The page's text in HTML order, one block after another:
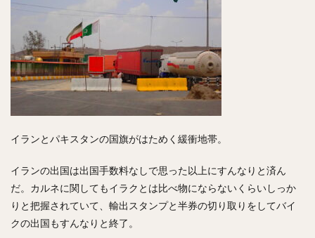
イランとパキスタンの国旗がはためく緩衝地帯。
イランの出国は出国手数料なしで思った以上にすんなりと済ん
だ。カルネに関してもイラクとは比べ物にならないくらいしっか
りと把握されていて、輸出スタンプと半券の切り取りをしてバイ
クの出国もすんなりと終了。